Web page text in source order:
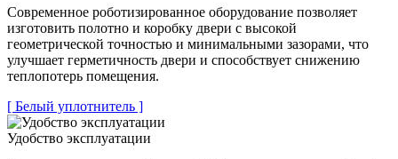
Современное роботизированное оборудование позволяет
изготовить полотно и коробку двери с высокой
геометрической точностью и минимальными зазорами, что
улучшает герметичность двери и способствует снижению
теплопотерь помещения.
[ Белый уплотнитель ]
Удобство эксплуатации